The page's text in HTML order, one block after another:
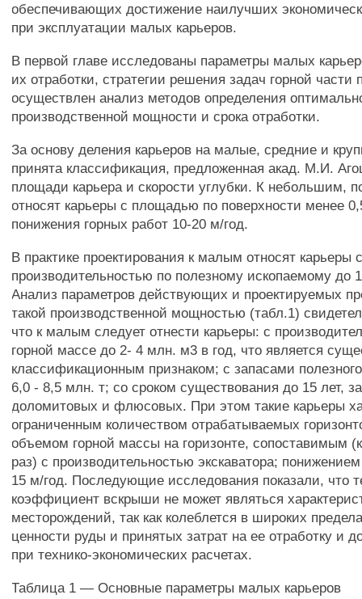
обеспечивающих достижение наилучших
при эксплуатации малых карьеров.
В первой главе исследованы параметры малых
их отработки, стратегии решения задач горной части
осуществлен анализ методов определения
производственной мощности и срока отработки.
За основу деления карьеров на малые, средние и
принята классификация, предложенная акад. М.И.
площади карьера и скорости углубки. К небольшим,
относят карьеры с площадью по поверхности менее
понижения горных работ 10-20 м/год.
В практике проектирования к малым относят карьеры
производительностью по полезному ископаемому до
Анализ параметров действующих и проектируемых
такой производственной мощностью (табл.1)
что к малым следует отнести карьеры: с
горной массе до 2- 4 млн. м3 в год, что является
классификационным признаком; с запасами
6,0 - 8,5 млн. т; со сроком существования до 15 лет,
доломитовых и флюсовых. При этом такие карьеры
ограниченным количеством отрабатываемых
объемом горной массы на горизонте, сопоставимым
раз) с производительностью экскаватора;
15 м/год. Последующие исследования показали, что
коэффициент вскрыши не может являться
месторождений, так как колеблется в широких
ценности руды и принятых затрат на ее отработку и
при технико-экономических расчетах.
Таблица 1 — Основные параметры малых карьеров